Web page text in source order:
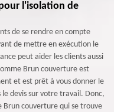
l'isolation de
de se rendre en compte
de mettre en exécution le
peut aider les clients aussi
Brun couverture est
et est prêt à vous donner le
le devis sur votre travail. Donc,
Brun couverture qui se trouve